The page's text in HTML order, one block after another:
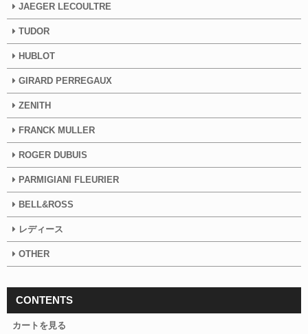
JAEGER LECOULTRE
TUDOR
HUBLOT
GIRARD PERREGAUX
ZENITH
FRANCK MULLER
ROGER DUBUIS
PARMIGIANI FLEURIER
BELL&ROSS
レディース
OTHER
CONTENTS
カートを見る